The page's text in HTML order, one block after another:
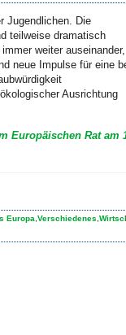
Jugendlichen. Die
teilweise dramatisch
weiter auseinander,
neue Impulse für eine
Ausrichtung
Europäischen Rat am
Europa Verschiedenes